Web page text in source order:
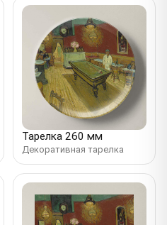
Тарелка 260 мм
Декоративная тарелка